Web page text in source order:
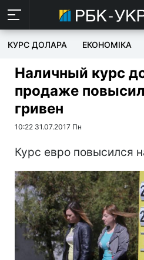
КУРС ДОЛАРА ЕКОНОМІКА
Наличный курс
продаже
гривен
10:22 31.07.2017 Пн
Курс евро повысился